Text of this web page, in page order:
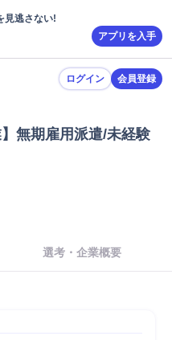
見逃さない!
アプリを入手
ログイン 会員登録
無期雇用派遣/未経験
選考・企業概要